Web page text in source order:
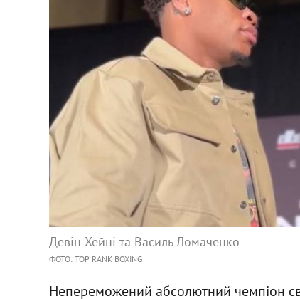
Девін Хейні та Василь Ломаченко
ФОТО: TOP RANK BOXING
Непереможений абсолютний чемпіон